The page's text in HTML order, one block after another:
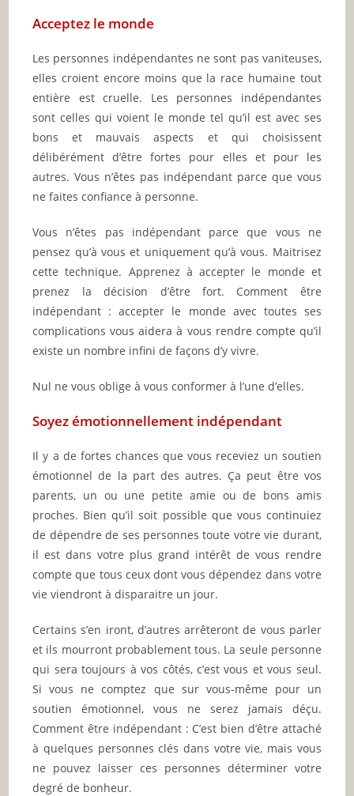
Acceptez le monde
Les personnes indépendantes ne sont pas vaniteuses,
elles croient encore moins que la race humaine tout
entière est cruelle. Les personnes indépendantes
sont celles qui voient le monde tel qu’il est avec ses
bons et mauvais aspects et qui choisissent
délibérément d’être fortes pour elles et pour les
autres. Vous n’êtes pas indépendant parce que vous
ne faites confiance à personne.
Vous n’êtes pas indépendant parce que vous ne
pensez qu’à vous et uniquement qu’à vous. Maitrisez
cette technique. Apprenez à accepter le monde et
prenez la décision d’être fort. Comment être
indépendant : accepter le monde avec toutes ses
complications vous aidera à vous rendre compte qu’il
existe un nombre infini de façons d’y vivre.
Nul ne vous oblige à vous conformer à l’une d’elles.
Soyez émotionnellement indépendant
Il y a de fortes chances que vous receviez un soutien
émotionnel de la part des autres. Ça peut être vos
parents, un ou une petite amie ou de bons amis
proches. Bien qu’il soit possible que vous continuiez
de dépendre de ses personnes toute votre vie durant,
il est dans votre plus grand intérêt de vous rendre
compte que tous ceux dont vous dépendez dans votre
vie viendront à disparaitre un jour.
Certains s’en iront, d’autres arrêteront de vous parler
et ils mourront probablement tous. La seule personne
qui sera toujours à vos côtés, c’est vous et vous seul.
Si vous ne comptez que sur vous-même pour un
soutien émotionnel, vous ne serez jamais déçu.
Comment être indépendant : C’est bien d’être attaché
à quelques personnes clés dans votre vie, mais vous
ne pouvez laisser ces personnes déterminer votre
degré de bonheur.